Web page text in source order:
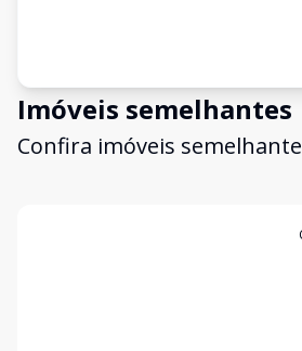
Imóveis semelhantes
Confira imóveis